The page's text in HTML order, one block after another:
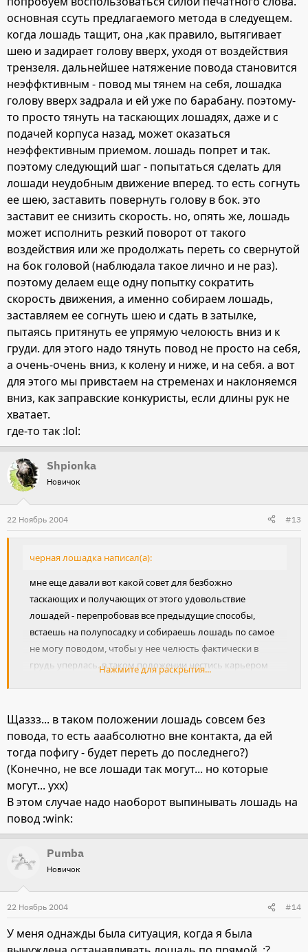
основная ссуть предлагаемого метода в следуещем.
когда лошадь тащит, она ,как правило, вытягивает
шею и задирает голову вверх, уходя от воздействия
трензеля. дальнейшее натяжение повода становится
неэффктивным - повод мы тянем на себя, лошадка
голову вверх задрала и ей уже по барабану. поэтому-
то просто тянуть на таскающих лошадях, даже и с
подачей корпуса назад, может оказаться
неэффективным приемом. лошадь попрет и так.
поэтому следующий шаг - попытаться сделать для
лошади неудобным движение вперед. то есть согнуть
ее шею, заставить повернуть голову в бок. это
заставит ее снизить скорость. но, опять же, лошадь
может исполнить резкий поворот от такого
воздействия или же продолжать переть со свернутой
на бок головой (наблюдала такое лично и не раз).
поэтому делаем еще одну попытку сократить
скорость движения, а именно собираем лошадь,
заставляем ее согнуть шею и сдать в затылке,
пытаясь притянуть ее упрямую челоюсть вниз и к
груди. для этого надо тянуть повод не просто на себя,
а очень-очень вниз, к колену и ниже, и на себя. а вот
для этого мы привстаем на стременах и наклоняемся
вниз, как заправские конкуристы, если длины рук не
хватает.
где-то так :lol:
Shpionka
Новичок
22 Ноябрь 2004 #13
черная лошадка написал(а):
мне еще давали вот какой совет для безбожно
таскающих и получающих от этого удовольствие
лошадей - перепробовав все предыдущие способы,
встаешь на полупосадку и собираешь лошадь по самое
не могу поводом, чтобы у нее челюсть фактически в
грудь уперлась. в таком положении нестись карьером
Нажмите для раскрытия...
Щаззз... в таком положении лошадь совсем без
повода, то есть ааабсолютно вне контакта, да ей
тогда пофигу - будет переть до последнего?)
(Конечно, не все лошади так могут... но которые
могут... ухх)
В этом случае надо наоборот выпинывать лошадь на
повод :wink:
Pumba
Новичок
22 Ноябрь 2004 #14
У меня однажды была ситуация, когда я была